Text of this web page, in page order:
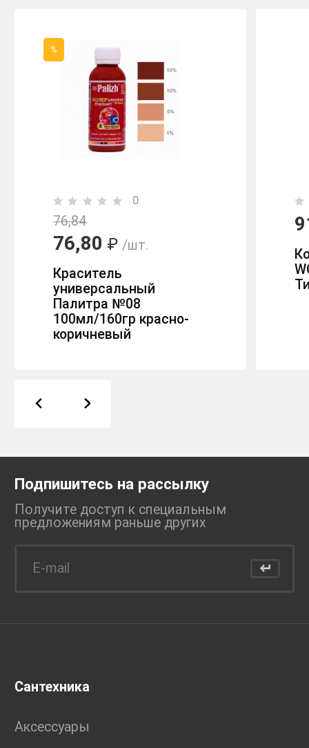
%
0
76,84
76,80 ₽ /шт.
Краситель
универсальный
Палитра №08
100мл/160гр красно-
коричневый
Подпишитесь на рассылку
Получите доступ к специальным
предложениям раньше других
Сантехника
Аксессуары